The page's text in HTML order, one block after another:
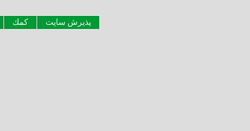
پذيرش سايت كمك